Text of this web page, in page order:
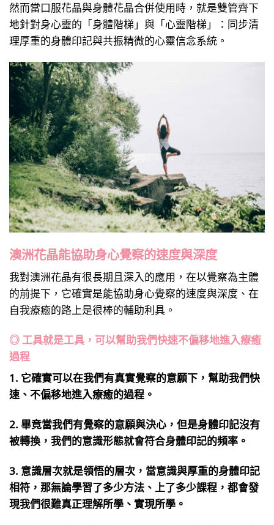
然而當口服花晶與身體花晶合併使用時，就是雙管齊下
地針對身心靈的「身體階梯」與「心靈階梯」：同步清
理厚重的身體印記與共振精微的心靈信念系統。
澳洲花晶能協助身心覺察的速度與深度
我對澳洲花晶有很長期且深入的應用，在以覺察為主體
的前提下，它確實是能協助身心覺察的速度與深度、在
自我療癒的路上是很棒的輔助利具。
◎ 工具就是工具，可以幫助我們快速不偏移地進入療癒
過程
1. 它確實可以在我們有真實覺察的意願下，幫助我們快
速、不偏移地進入療癒的過程。
2. 畢竟當我們有覺察的意願與決心，但是身體印記沒有
被轉換，我們的意識形態就會符合身體印記的頻率。
3. 意識層次就是領悟的層次，當意識與厚重的身體印記
相符，那無論學習了多少方法、上了多少課程，都會發
現我們很難真正理解所學、實現所學。